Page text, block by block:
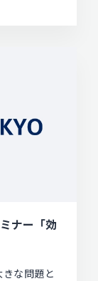
ナー「効
な問題と